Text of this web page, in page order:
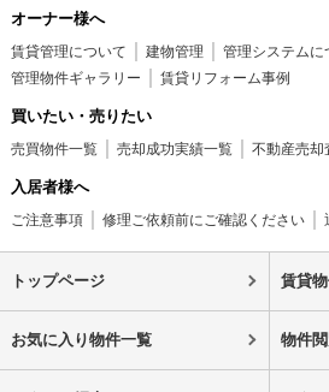
オーナー様へ
賃貸管理について 建物管理 管理システムに
管理物件ギャラリー
賃貸リフォーム事例
買いたい・売りたい
売買物件一覧 売却成功実績一覧 不動産売却
入居者様へ
ご注意事項 修理ご依頼前にご確認ください
トップページ 賃貸
お気に入り物件一覧 物件